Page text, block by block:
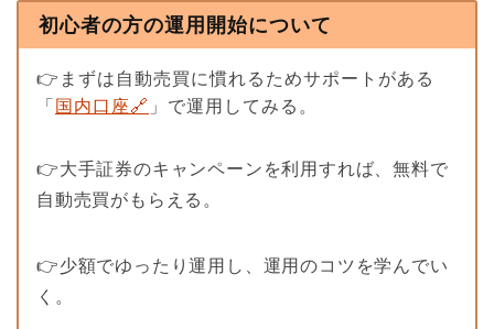
初心者の方の運用開始について
👉まずは自動売買に慣れるためサポートがある
「 国内口座🔗 」で運用してみる。
👉大手証券のキャンペーンを利用すれば、無料で
自動売買がもらえる。
👉少額でゆったり運用し、運用のコツを学んでい
く。